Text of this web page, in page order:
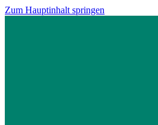
Zum Hauptinhalt springen